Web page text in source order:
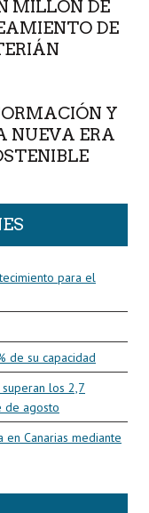
MILLÓN DE
DE
Y
NUEVA ERA
para el
de su capacidad
los 2,7
de agosto
Canarias mediante